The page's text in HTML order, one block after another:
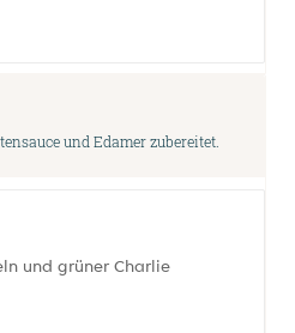
und Edamer zubereitet.
und grüner Charlie